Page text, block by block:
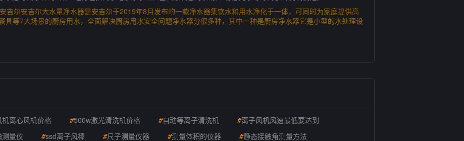
吉尔安吉尔大水量净水器是安吉尔于2019年8月发布的一款净水器集饮水和用水净化于一体，可同时为家庭提供高
具等7大场景的厨房用水，全面解决厨房用水安全问题净水器分很多种，其中一种是厨房净水器它是小型的水处理设
离心风机价格 #500w激光清洗机价格 #自动等离子清洗机 #离子风机风速最低要达到
量仪 #ssd离子风棒 #尺子测量仪器 #测量体积的仪器 #静态接触角测量方法